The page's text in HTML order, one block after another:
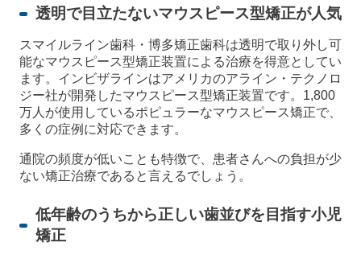
透明で目立たないマウスピース型矯正が人気
スマイルライン歯科・博多矯正歯科は透明で取り外し可
能なマウスピース型矯正装置による治療を得意としてい
ます。インビザラインはアメリカのアライン・テクノロ
ジー社が開発したマウスピース型矯正装置です。1,800
万人が使用しているポピュラーなマウスピース矯正で、
多くの症例に対応できます。
通院の頻度が低いことも特徴で、患者さんへの負担が少
ない矯正治療であると言えるでしょう。
低年齢のうちから正しい歯並びを目指す小児
矯正